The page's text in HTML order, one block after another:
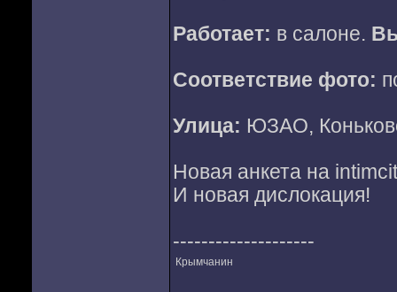
Работает: в салоне.
Соответствие фото:
Улица: ЮЗАО,
Новая анкета на
И новая дислокация!
--------------------
Крымчанин